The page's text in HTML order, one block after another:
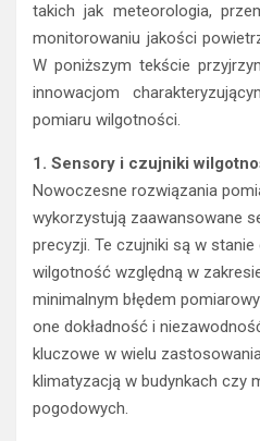
takich jak meteorologia,
monitorowaniu jakości
W poniższym tekście
innowacjom
pomiaru wilgotności.
1. Sensory i czujniki
Nowoczesne rozwiązania
wykorzystują zaawansowane
precyzji. Te czujniki są w stanie
wilgotność względną w
minimalnym błędem
one dokładność i
kluczowe w wielu
klimatyzacją w budynkach czy
pogodowych.